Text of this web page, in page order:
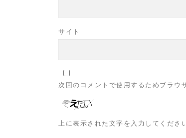
サイト
次回のコメントで使用するためブラウ
上に表示された文字を入力してください